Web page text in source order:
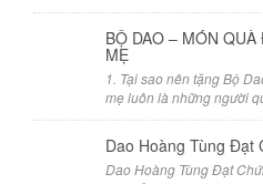
BỘ DAO – MÓN
MẸ
1. Tại sao nên tặng Bộ
mẹ luôn là những người
Dao Hoàng Tùng Đạt
Dao Hoàng Tùng Đạt